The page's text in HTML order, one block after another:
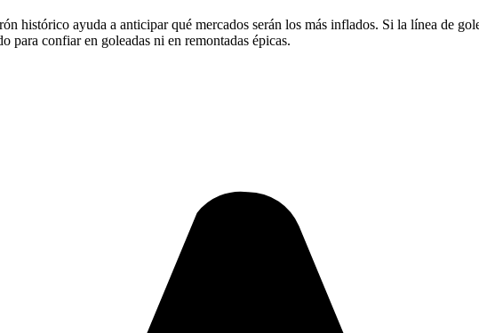
histórico ayuda a anticipar qué mercados serán los más inflados. Si la línea de
confiar en goleadas ni en remontadas épicas.